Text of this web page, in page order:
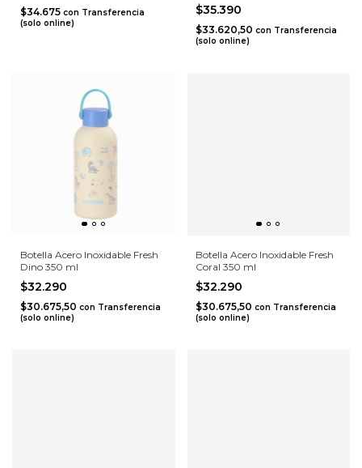
$34.675 con Transferencia
(solo online)
$35.390
$33.620,50 con Transferencia
(solo online)
Botella Acero Inoxidable Fresh
Dino 350 ml
$32.290
$30.675,50 con Transferencia
(solo online)
Botella Acero Inoxidable Fresh
Coral 350 ml
$32.290
$30.675,50 con Transferencia
(solo online)